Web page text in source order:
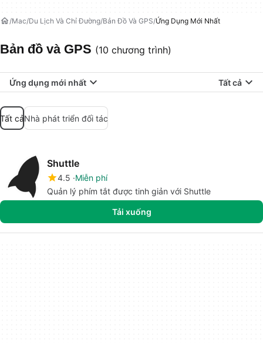
Mac Du Lịch Và Chỉ Đường Bản Đồ Và GPS Ứng Dụng Mới Nhất
Bản đồ và GPS (10 chương trình)
Ứng dụng mới nhất Tất cả
Tất cảNhà phát triển đối tác
Shuttle
4.5 Miễn phí
Quản lý phím tắt được tinh giản với Shuttle
Tải xuống